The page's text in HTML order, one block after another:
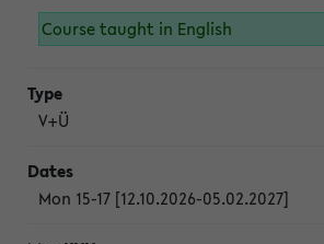
Course taught in English
V+Ü
Mon 15-17 [12.10.2026-05.02.2027]